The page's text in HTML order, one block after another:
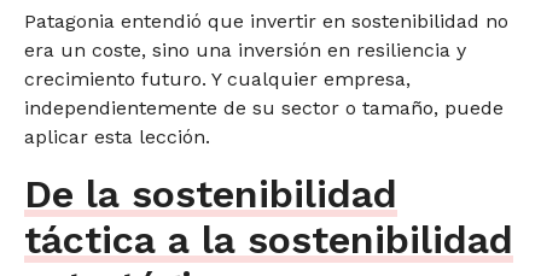
Patagonia entendió que invertir en sostenibilidad no
era un coste, sino una inversión en resiliencia y
crecimiento futuro. Y cualquier empresa,
independientemente de su sector o tamaño, puede
aplicar esta lección.
De la sostenibilidad
táctica a la sostenibilidad